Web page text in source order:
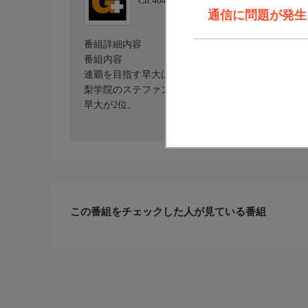
通信に問題が発
番組詳細内容
番組内容
連覇を目指す早大は1区で渡辺康幸が区間新記録を
梨学院のステファン・マヤカにかわされる。往路
早大が2位。
この番組をチェックした人が見ている番組